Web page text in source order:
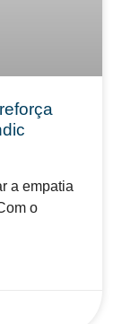
a empatia
o